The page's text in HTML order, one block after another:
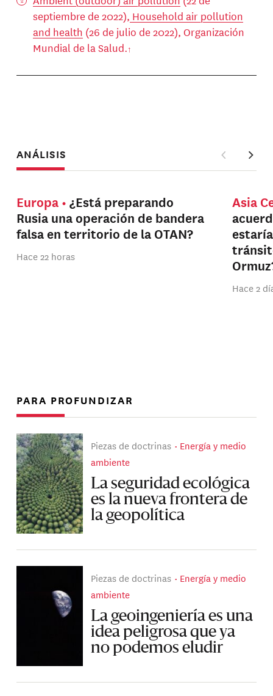
septiembre de 2022), Household air pollution
and health (26 de julio de 2022), Organización
Mundial de la Salud.
ANÁLISIS
Europa
¿Está preparando
Rusia una operación de bandera
falsa en territorio de la OTAN?
Hace 22 horas
Asia
Hace 2
PARA PROFUNDIZAR
Piezas de doctrinas
Energía y medio
ambiente
La seguridad ecológica
es la nueva frontera de
la geopolítica
Piezas de doctrinas
Energía y medio
ambiente
La geoingeniería es una
idea peligrosa que ya
no podemos eludir